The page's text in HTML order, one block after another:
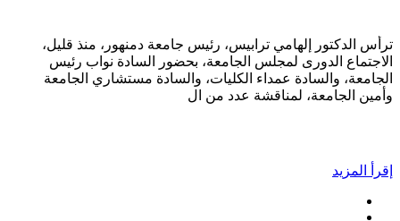
ترأس الدكتور إلهامي ترابيس، رئيس جامعة دمنهور، منذ قليل،
الاجتماع الدورى لمجلس الجامعة، بحضور السادة نواب رئيس
الجامعة، والسادة عمداء الكليات، والسادة مستشاري الجامعة
وأمين الجامعة، لمناقشة عدد من ال
إقرأ المزيد